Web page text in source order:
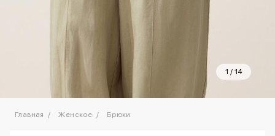
1 / 14
Главная Женское Брюки